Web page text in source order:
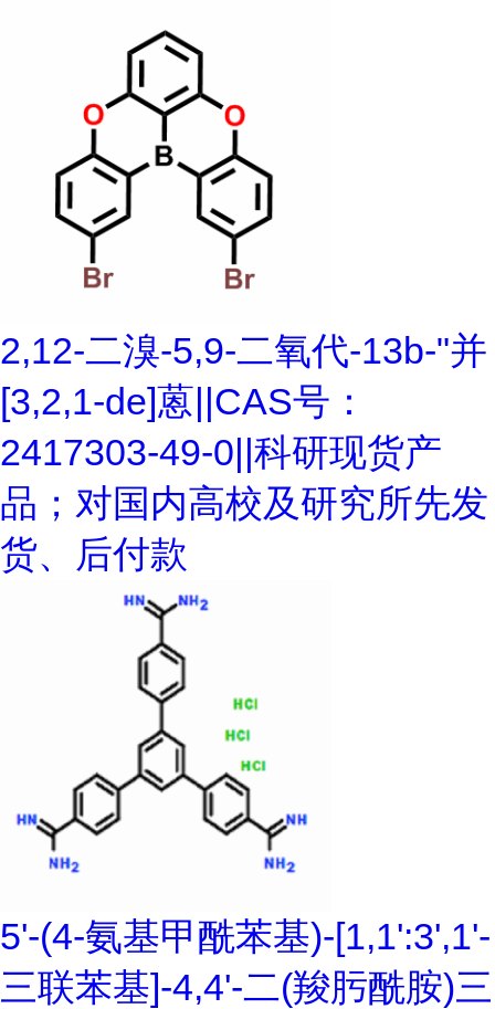
2,12-二溴-5,9-二氧代-13b-"并
[3,2,1-de]蒽||CAS号：
2417303-49-0||科研现货产
品；对国内高校及研究所先发
货、后付款
5'-(4-氨基甲酰苯基)-[1,1':3',1'-
三联苯基]-4,4'-二(羧肟酰胺)三